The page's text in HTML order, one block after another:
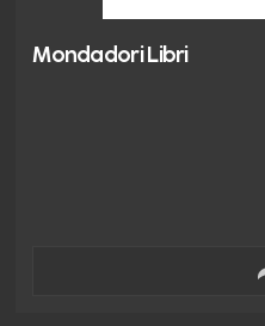
Mondadori Libri